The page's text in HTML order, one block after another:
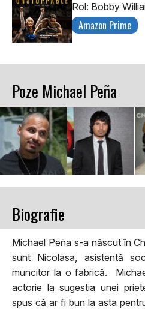
Rol: Bobby
Amazon Prime
Poze Michael Peña
Biografie
Michael Peña s-a născut în
sunt Nicolasa, asistentă
muncitor la o fabrică.
actorie la sugestia unei
spus că ar fi bun la asta